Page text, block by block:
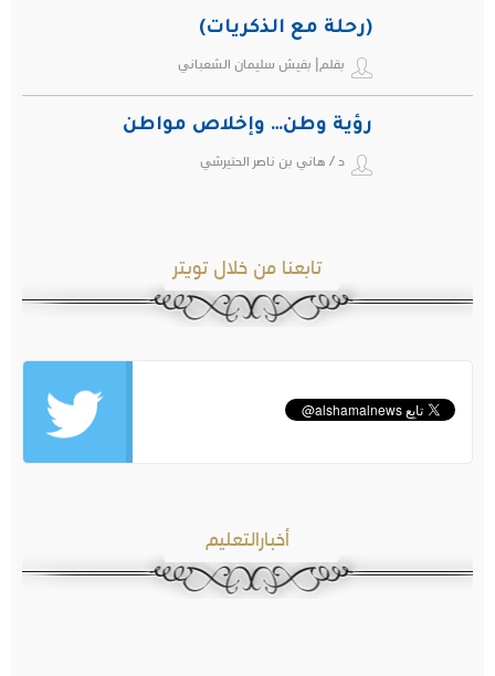
(رحلة مع الذكريات)
بقلم| بقيش سليمان الشعباني
رؤية وطن… وإخلاص مواطن
د / هاني بن ناصر الحتيرشي
تابعنا من خلال تويتر
أخبارالتعليم